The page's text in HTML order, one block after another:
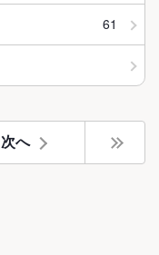
61
次へ